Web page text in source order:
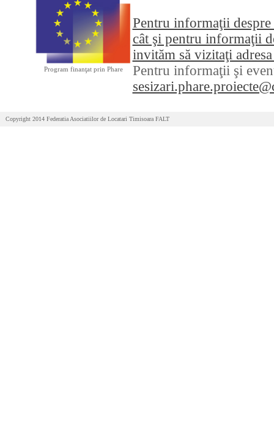
Program finanţat prin Phare
Pentru informaţii
cât şi pentru informaţii
invităm să vizitaţi
Pentru informaţii şi
Copyright 2014 Federatia Asociatiilor de Locatari Timisoara FALT